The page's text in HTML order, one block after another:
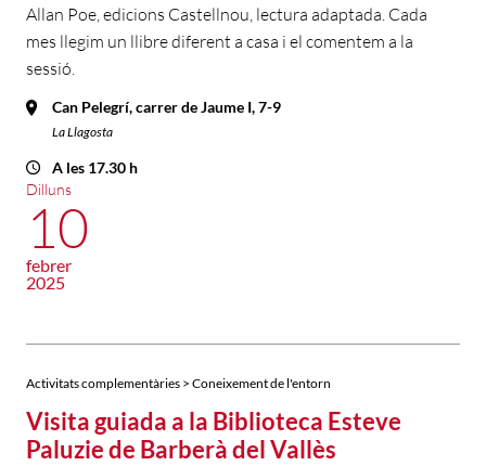
Allan Poe, edicions Castellnou, lectura adaptada. Cada
mes llegim un llibre diferent a casa i el comentem a la
sessió.
Can Pelegrí, carrer de Jaume I, 7-9
La Llagosta
A les 17.30 h
Dilluns
10
febrer
2025
Activitats complementàries > Coneixement de l'entorn
Visita guiada a la Biblioteca Esteve
Paluzie de Barberà del Vallès